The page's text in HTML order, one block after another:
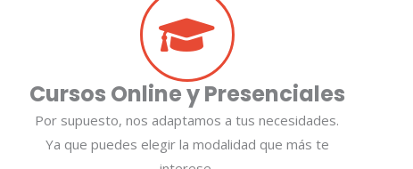
Cursos Online y Presenciales
Por supuesto, nos adaptamos a tus necesidades.
Ya que puedes elegir la modalidad que más te